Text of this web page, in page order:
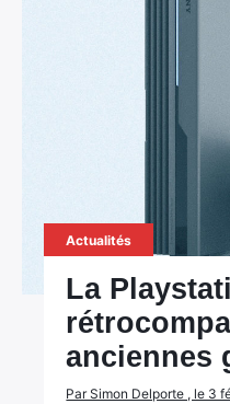
Actualités
La
anciennes
Par Simon Delporte , le 3